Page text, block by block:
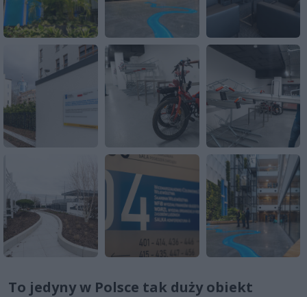
To jedyny w Polsce tak duży obiekt